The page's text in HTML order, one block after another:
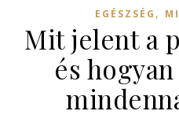
EGÉSZSÉG ,
Mit jelent a
és